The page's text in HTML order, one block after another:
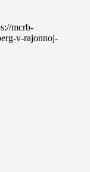
mcrb-
v-rajonnoj-